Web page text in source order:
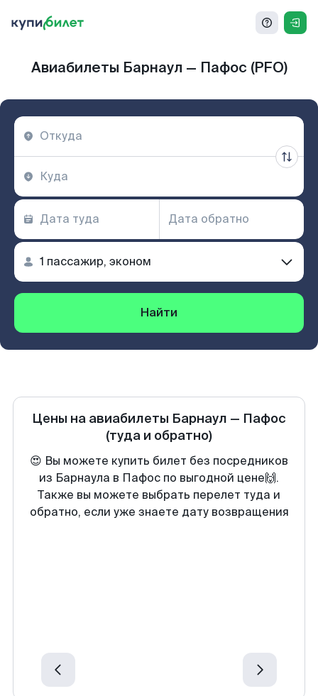
Авиабилеты Барнаул — Пафос (PFO)
Найти
Цены на авиабилеты Барнаул — Пафос
(туда и обратно)
😍 Вы можете купить билет без посредников
из Барнаула в Пафос по выгодной цене🙌.
Также вы можете выбрать перелет туда и
обратно, если уже знаете дату возвращения